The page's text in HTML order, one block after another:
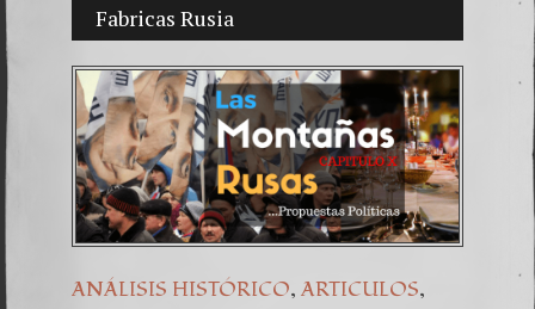
Fabricas Rusia
7.
ANÁLISIS HISTÓRICO, ARTICULOS,